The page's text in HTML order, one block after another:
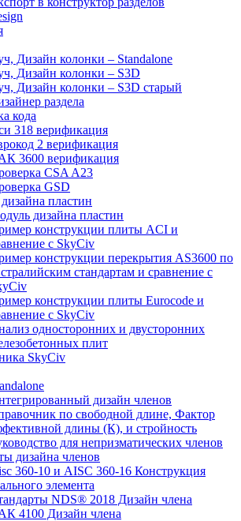
Дизайн колонки – Standalone
Дизайн колонки – S3D
Дизайн колонки – S3D старый
раздела
кода
318 верификация
2 верификация
3600 верификация
CSA A23
GSD
пластин
дизайна пластин
конструкции плиты ACI и
с SkyCiv
конструкции перекрытия AS3600 по
стандартам и сравнение с
конструкции плиты Eurocode и
с SkyCiv
односторонних и двусторонних
плит
SkyCiv
дизайн членов
по свободной длине, Фактор
длины (К), и стройность
для непризматических членов
дизайна членов
360-10 и AISC 360-16 Конструкция
элемента
NDS® 2018 Дизайн члена
4100 Дизайн члена